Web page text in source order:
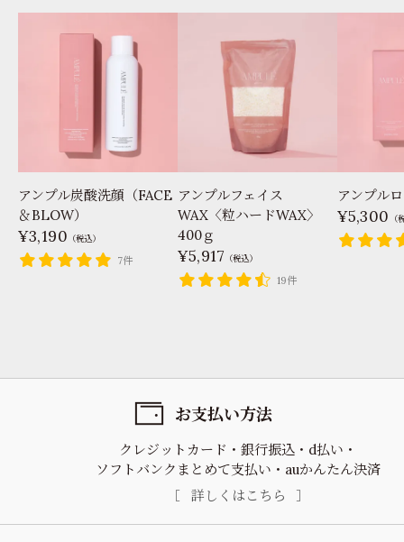
アンプル炭酸洗顔（FACE
＆BLOW）
3,190 （税込）
7件
アンプルフェイス
WAX〈粒ハードWAX〉
400ｇ
5,917 （税込）
19件
アンプル
5,300 （
お支払い方法
クレジットカード 銀行振込
d払い
ソフトバンクまとめて支払い
auかんたん決済
詳しくはこちら